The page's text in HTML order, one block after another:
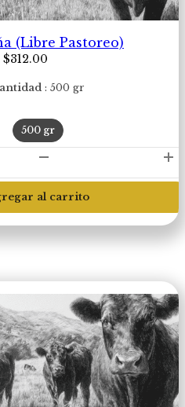
(Libre Pastoreo)
$312.00
500 gr
500 gr
al carrito